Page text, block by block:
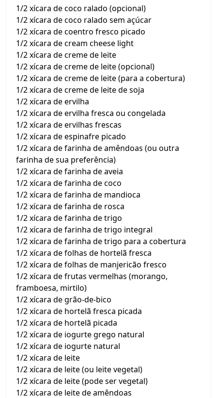
1/2 xícara de coco ralado (opcional)
1/2 xícara de coco ralado sem açúcar
1/2 xícara de coentro fresco picado
1/2 xícara de cream cheese light
1/2 xícara de creme de leite
1/2 xícara de creme de leite (opcional)
1/2 xícara de creme de leite (para a cobertura)
1/2 xícara de creme de leite de soja
1/2 xícara de ervilha
1/2 xícara de ervilha fresca ou congelada
1/2 xícara de ervilhas frescas
1/2 xícara de espinafre picado
1/2 xícara de farinha de amêndoas (ou outra
farinha de sua preferência)
1/2 xícara de farinha de aveia
1/2 xícara de farinha de coco
1/2 xícara de farinha de mandioca
1/2 xícara de farinha de rosca
1/2 xícara de farinha de trigo
1/2 xícara de farinha de trigo integral
1/2 xícara de farinha de trigo para a cobertura
1/2 xícara de folhas de hortelã fresca
1/2 xícara de folhas de manjericão fresco
1/2 xícara de frutas vermelhas (morango,
framboesa, mirtilo)
1/2 xícara de grão-de-bico
1/2 xícara de hortelã fresca picada
1/2 xícara de hortelã picada
1/2 xícara de iogurte grego natural
1/2 xícara de iogurte natural
1/2 xícara de leite
1/2 xícara de leite (ou leite vegetal)
1/2 xícara de leite (pode ser vegetal)
1/2 xícara de leite de amêndoas